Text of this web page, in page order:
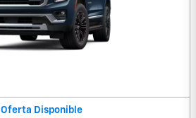
Oferta Disponible